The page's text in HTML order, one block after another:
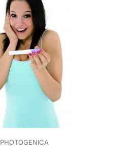
PHOTOGENICA